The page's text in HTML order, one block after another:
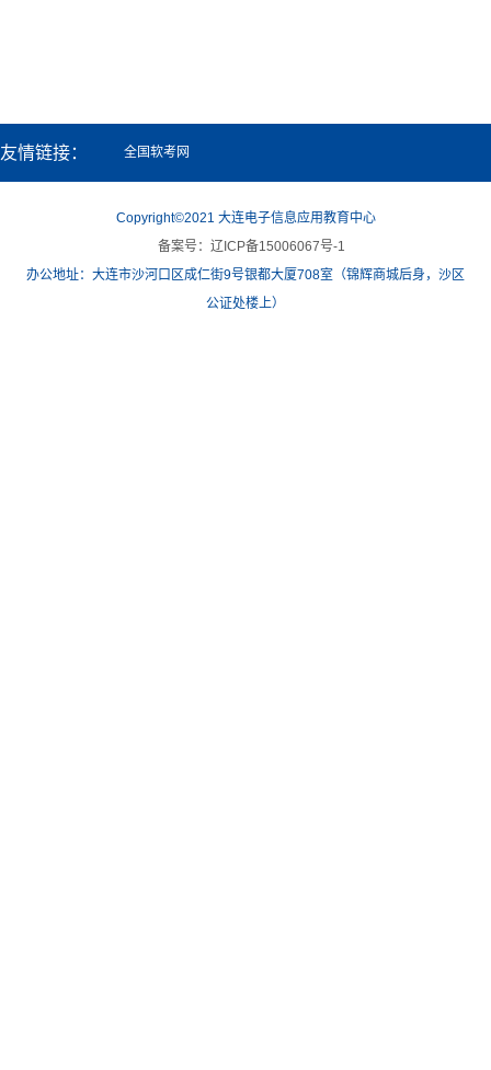
友情链接： 全国软考网
Copyright©2021 大连电子信息应用教育中心
备案号：辽ICP备15006067号-1
办公地址：大连市沙河口区成仁街9号银都大厦708室（锦辉商城后身，沙区
公证处楼上）